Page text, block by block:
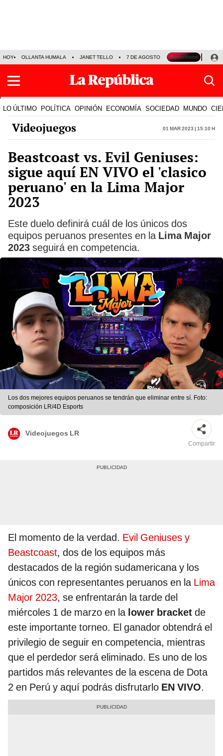
HOY OLLANTA HUMALA JANET TELLO 7 DE AGOSTO TINKA RESULTADOS
LO ÚLTIMO POLÍTICA OPINIÓN ECONOMÍA SOCIEDAD MUNDO
Videojuegos 01 Mar 2023 | 15:10 h
Beastcoast vs. Evil Geniuses:
sigue aquí EN VIVO el 'clasico
peruano' en la Lima Major
2023
Este duelo definirá cuál de los únicos dos
equipos peruanos presentes en la Lima Major
2023 seguirá en competencia.
Los dos mejores equipos peruanos se tendrán que eliminar entre sí. Foto:
composición LR/4D Esports
Videojuegos LR
Compartir
El momento de la verdad. Evil Geniuses y
Beastcoast, dos de los equipos más
destacados de la región sudamericana y los
únicos con representantes peruanos en la Lima
Major 2023, se enfrentarán la tarde del
miércoles 1 de marzo en lalower bracket de
este importante torneo. El ganador obtendrá el
privilegio de seguir en competencia, mientras
que el perdedor será eliminado. Es uno de los
partidos más relevantes de la escena de Dota
2 en Perú y aquí podrás disfrutarlo EN VIVO.